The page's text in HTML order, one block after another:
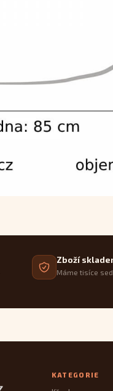
Zboží
Máme tisíce
KATEGORIE